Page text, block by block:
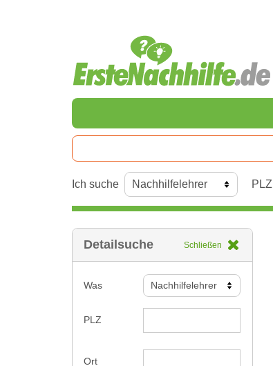
Ich suche PLZ
Detailsuche Schließen
Was
PLZ
Ort